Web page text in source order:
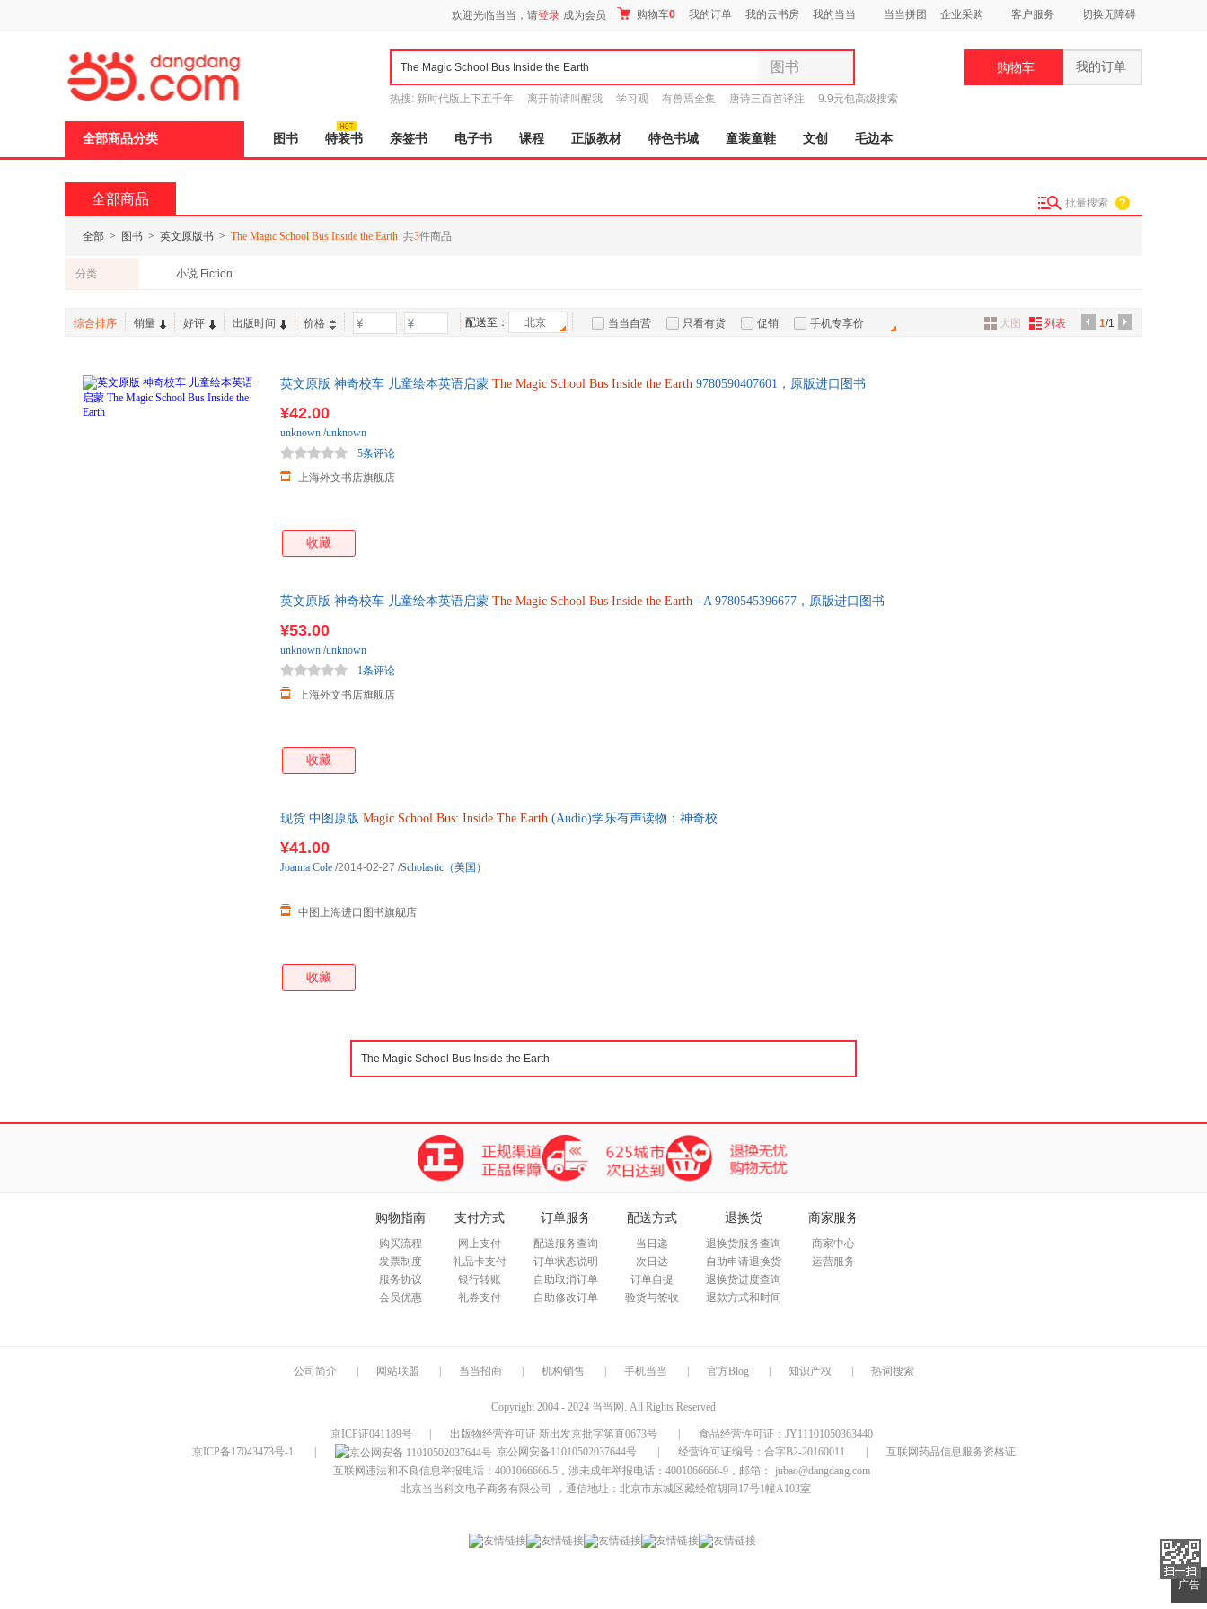
欢迎光临当当，请登录 成为会员 购物车0 我的订单 我的云书房 我的当当 当当拼团 企业采购 客户服务 切换无障碍
图书
全部分类
图书
电子书
家居日用
热搜: 新时代版上下五千年 离开前请叫醒我 学习观 有兽焉全集 唐诗三百首译注
9.9元包高级搜索
购物车 我的订单
全部商品分类 图书 特装书 亲签书 电子书 课程 正版教材 特色书城 童装童鞋 文创 毛边本
全部商品 批量搜索
全部 > 图书 > 英文原版书 > The Magic School Bus Inside the Earth 共3件商品
分类 小说 Fiction
综合排序 销量 好评 出版时间 价格 - 配送至： 北京 当当自营 只看有货 促销 手机专享价 1/1
大图 列表
英文原版 神奇校车 儿童绘本英语启蒙 The Magic School Bus Inside the Earth 9780590407601，原版进口图书
¥42.00
上海外文书店旗舰店
5条评论
unknown /unknown
收藏
英文原版 神奇校车 儿童绘本英语启蒙 The Magic School Bus Inside the Earth - A 9780545396677，原版进口图书
¥53.00
上海外文书店旗舰店
1条评论
unknown /unknown
收藏
现货 中图原版 Magic School Bus: Inside The Earth (Audio)学乐有声读物：神奇校
¥41.00
中图上海进口图书旗舰店
Joanna Cole /2014-02-27 /Scholastic（美国）
收藏
页
购物指南
购买流程
发票制度
服务协议
会员优惠
支付方式
网上支付
礼品卡支付
银行转账
礼券支付
订单服务
配送服务查询
订单状态说明
自助取消订单
自助修改订单
配送方式
当日递
次日达
订单自提
验货与签收
退换货
退换货服务查询
自助申请退换货
退换货进度查询
退款方式和时间
商家服务
商家中心
运营服务
公司简介 网站联盟 当当招商 机构销售 手机当当 官方Blog 知识产权 热词搜索
Copyright 2004 - 2024 当当网. All Rights Reserved
京ICP证041189号 出版物经营许可证 新出发京批字第直0673号
食品经营许可证：JY11101050363440
京ICP备17043473号-1
京公网安备11010502037644号 经营许可证编号：合字B2-20160011
互联网药品信息服务资格证
互联网违法和不良信息举报电话：4001066666-5，涉未成年举报电话：4001066666-9，邮箱：
jubao@dangdang.com
北京当当科文电子商务有限公司
，通信地址：北京市东城区藏经馆胡同17号1幢A103室
广告